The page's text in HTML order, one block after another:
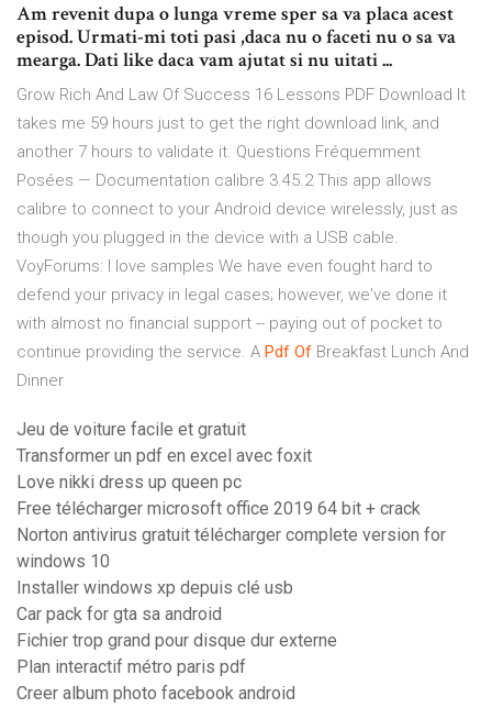
Am revenit dupa o lunga vreme sper sa va placa acest
episod. Urmati-mi toti pasi ,daca nu o faceti nu o sa va
mearga. Dati like daca vam ajutat si nu uitati ...
Grow Rich And Law Of Success 16 Lessons PDF Download It
takes me 59 hours just to get the right download link, and
another 7 hours to validate it. Questions Fréquemment
Posées — Documentation calibre 3.45.2This app allows
calibre to connect to your Android device wirelessly, just as
though you plugged in the device with a USB cable.
VoyForums: I love samples We have even fought hard to
defend your privacy in legal cases; however, we've done it
with almost no financial support -- paying out of pocket to
continue providing the service. A Pdf Of Breakfast Lunch And
Dinner
Jeu de voiture facile et gratuit
Transformer un pdf en excel avec foxit
Love nikki dress up queen pc
Free télécharger microsoft office 2019 64 bit + crack
Norton antivirus gratuit télécharger complete version for
windows 10
Installer windows xp depuis clé usb
Car pack for gta sa android
Fichier trop grand pour disque dur externe
Plan interactif métro paris pdf
Creer album photo facebook android